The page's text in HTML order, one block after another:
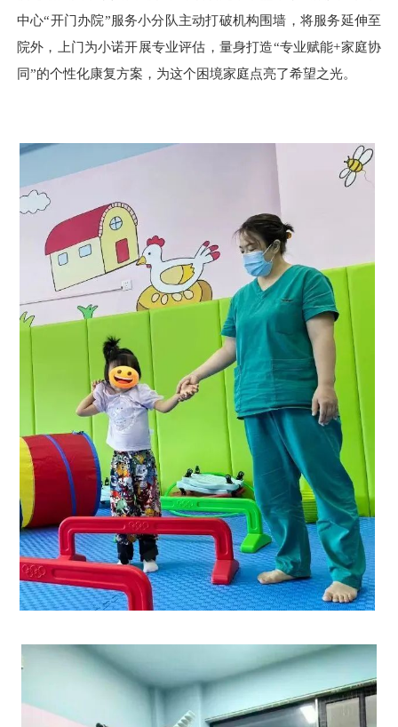
中心“开门办院”服务小分队主动打破机构围墙，将服务延伸至
院外，上门为小诺开展专业评估，量身打造“专业赋能+家庭协
同”的个性化康复方案，为这个困境家庭点亮了希望之光。